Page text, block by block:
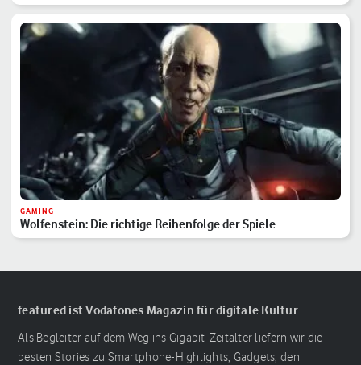
GAMING
Wolfenstein: Die richtige Reihenfolge der Spiele
featured ist Vodafones Magazin für digitale Kultur
Als Begleiter auf dem Weg ins Gigabit-Zeitalter liefern wir die
besten Stories zu Smartphone-Highlights, Gadgets, den